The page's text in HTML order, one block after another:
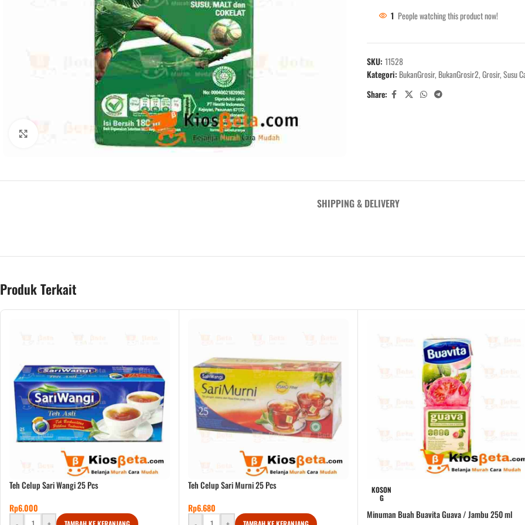
Click to enlarge
1 People watching this product now!
SKU: 11528
Kategori: BukanGrosir, BukanGrosir2,Grosir,Susu
Share:
SHIPPING & DELIVERY
Produk Terkait
Teh Celup Sari Wangi 25 Pcs
Rp6.000
Teh Celup Sari Murni 25 Pcs
Rp6.680
KOSON
G
Minuman Buah Buavita Guava / Jambu 250 ml